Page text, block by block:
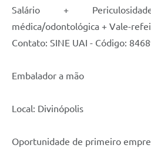
Salário +
médica/odontológica + Vale-
Contato: SINE UAI - Código:
Embalador a mão
Local: Divinópolis
Oportunidade de primeiro